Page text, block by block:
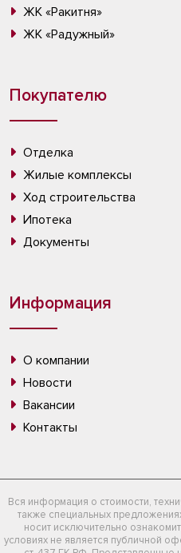
ЖК «Ракитня»
ЖК «Радужный»
Покупателю
Отделка
Жилые комплексы
Ход строительства
Ипотека
Документы
Информация
О компании
Новости
Вакансии
Контакты
Вся информация о стоимости,
также специальных
носит исключительно
условиях не является публичной